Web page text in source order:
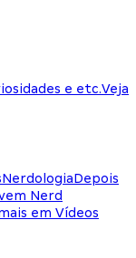
e etc.Veja
NerdologiaDepois
Nerd
em Vídeos